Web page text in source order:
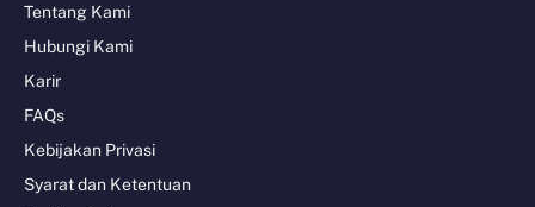
Tentang Kami
Hubungi Kami
Karir
FAQs
Kebijakan Privasi
Syarat dan Ketentuan